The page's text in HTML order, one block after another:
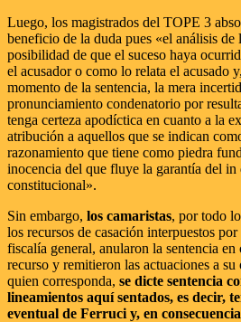
Luego, los magistrados del TOPE 3
beneficio de la duda pues «el análisis de
posibilidad de que el suceso haya
el acusador o como lo relata el acusado
momento de la sentencia, la mera
pronunciamiento condenatorio por
tenga certeza apodíctica en cuanto a la
atribución a aquellos que se indican
razonamiento que tiene como piedra
inocencia del que fluye la garantía del
constitucional».
Sin embargo, los camaristas, por todo
los recursos de casación interpuestos
fiscalía general, anularon la sentencia en
recurso y remitieron las actuaciones a
quien corresponda, se dicte sentencia
lineamientos aquí sentados, es decir,
eventual de Ferruci y, en